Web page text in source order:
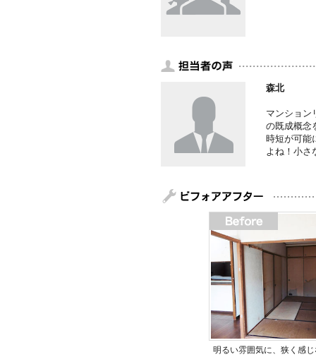
森北
マンション
の既成概念
時短が可能
よね！小さ
明るい雰囲気に、狭く感